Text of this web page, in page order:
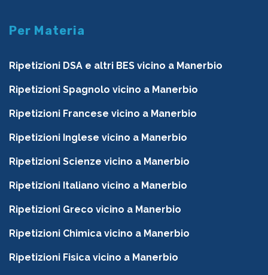
Per Materia
Ripetizioni DSA e altri BES vicino a Manerbio
Ripetizioni Spagnolo vicino a Manerbio
Ripetizioni Francese vicino a Manerbio
Ripetizioni Inglese vicino a Manerbio
Ripetizioni Scienze vicino a Manerbio
Ripetizioni Italiano vicino a Manerbio
Ripetizioni Greco vicino a Manerbio
Ripetizioni Chimica vicino a Manerbio
Ripetizioni Fisica vicino a Manerbio